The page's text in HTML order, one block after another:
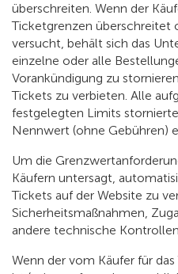
überschreiten. Wenn der
Ticketgrenzen überschreitet
versucht, behält sich das
einzelne oder alle
Vorankündigung zu
Tickets zu verbieten. Alle
festgelegten Limits
Nennwert (ohne Gebühren)
Um die
Käufern untersagt,
Tickets auf der Website zu
Sicherheitsmaßnahmen,
andere technische
Wenn der vom Käufer für